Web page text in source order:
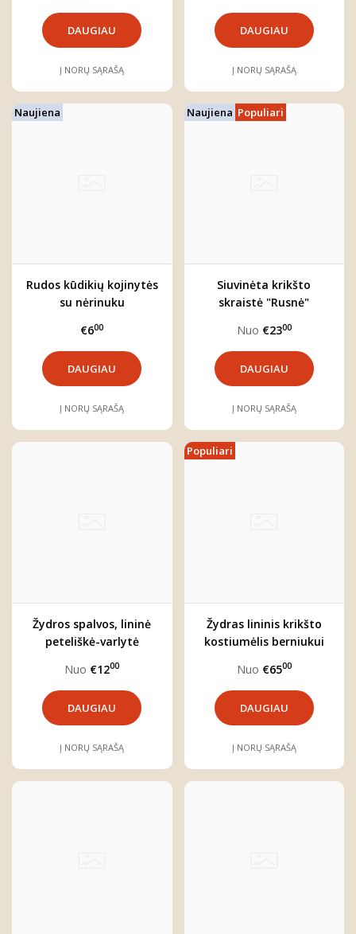
DAUGIAU
Į NORŲ SĄRAŠĄ
DAUGIAU
Į NORŲ SĄRAŠĄ
Naujiena
Rudos kūdikių kojinytės
su nėrinuku
€600
DAUGIAU
Į NORŲ SĄRAŠĄ
Naujiena Populiari
Siuvinėta krikšto
skraistė "Rusnė"
Nuo €2300
DAUGIAU
Į NORŲ SĄRAŠĄ
Žydros spalvos, lininė
peteliškė-varlytė
Nuo €1200
DAUGIAU
Į NORŲ SĄRAŠĄ
Populiari
Žydras lininis krikšto
kostiumėlis berniukui
Nuo €6500
DAUGIAU
Į NORŲ SĄRAŠĄ